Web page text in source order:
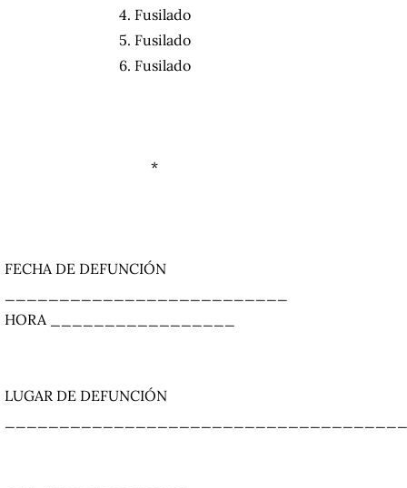
4. Fusilado
5. Fusilado
6. Fusilado
*
FECHA DE DEFUNCIÓN
HORA _________________
LUGAR DE DEFUNCIÓN